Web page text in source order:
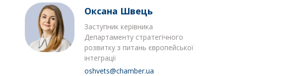
Оксана Швець
Заступник керівника
Департаменту стратегічного
розвитку з питань європейської
інтеграції
oshvets@chamber.ua